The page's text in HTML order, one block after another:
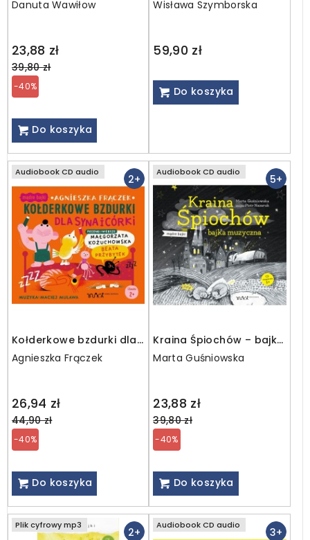
CD
Danuta Wawiłow
23,88 zł
Regular
price
39,80 zł
-40%
Do koszyka
Wisława Szymborska
59,90 zł
Do koszyka
2+
Audiobook CD audio
Kołderkowe bzdurki dla
syna i córki / CD
Agnieszka Frączek
26,94 zł
Regular
price
44,90 zł
-40%
Do koszyka
5+
Audiobook CD audio
Kraina Śpiochów – bajka
muzyczna / CD
Marta Guśniowska
23,88 zł
Regular
price
39,80 zł
-40%
Do koszyka
2+
Plik cyfrowy mp3
3+
Audiobook CD audio